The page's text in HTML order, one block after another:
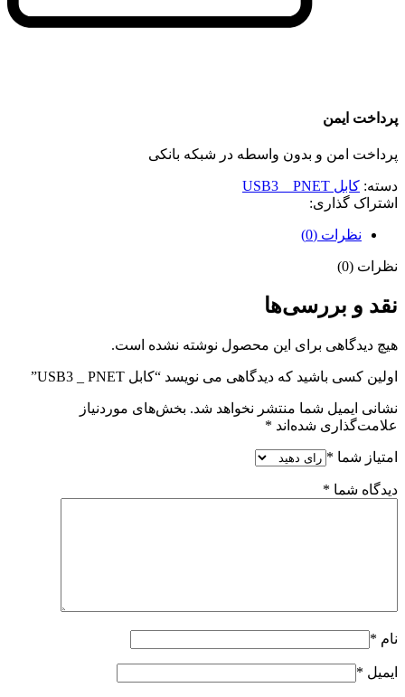
پرداخت ایمن
پرداخت امن و بدون واسطه در شبکه بانکی
دسته: کابل USB3 _ PNET
اشتراک گذاری:
نظرات (0)
نظرات (0)
نقد و بررسی‌ها
هیچ دیدگاهی برای این محصول نوشته نشده است.
اولین کسی باشید که دیدگاهی می نویسد “کابل USB3 _ PNET”
نشانی ایمیل شما منتشر نخواهد شد. بخش‌های موردنیاز
علامت‌گذاری شده‌اند *
امتیاز شما *
دیدگاه شما *
نام *
ایمیل *